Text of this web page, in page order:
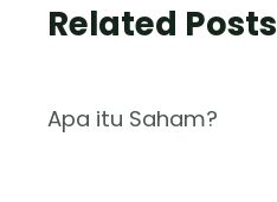
Related Posts
Apa itu Saham?